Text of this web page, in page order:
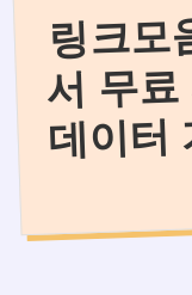
링크모
서 무
데이터